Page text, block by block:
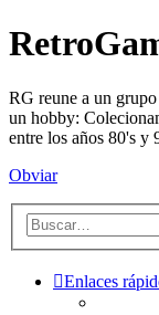
RG reune a un
un hobby:
entre los años 80's y
Obviar
Enlaces